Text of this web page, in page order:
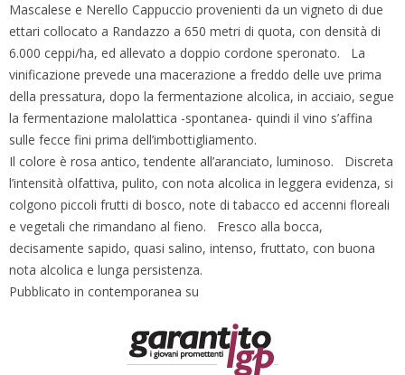
Mascalese e Nerello Cappuccio provenienti da un vigneto di due
ettari collocato a Randazzo a 650 metri di quota, con densità di
6.000 ceppi/ha, ed allevato a doppio cordone speronato. La
vinificazione prevede una macerazione a freddo delle uve prima
della pressatura, dopo la fermentazione alcolica, in acciaio, segue
la fermentazione malolattica -spontanea- quindi il vino s’affina
sulle fecce fini prima dell’imbottigliamento.
Il colore è rosa antico, tendente all’aranciato, luminoso. Discreta
l’intensità olfattiva, pulito, con nota alcolica in leggera evidenza, si
colgono piccoli frutti di bosco, note di tabacco ed accenni floreali
e vegetali che rimandano al fieno. Fresco alla bocca,
decisamente sapido, quasi salino, intenso, fruttato, con buona
nota alcolica e lunga persistenza.
Pubblicato in contemporanea su